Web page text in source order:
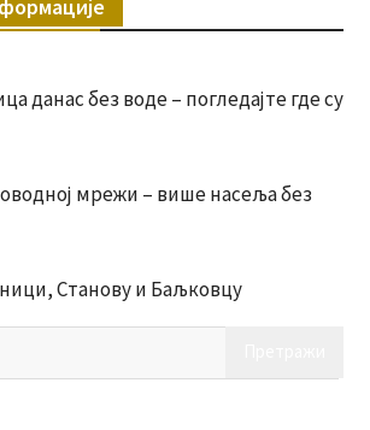
данас без воде – погледајте где су
мрежи – више насеља без
Станову и Баљковцу